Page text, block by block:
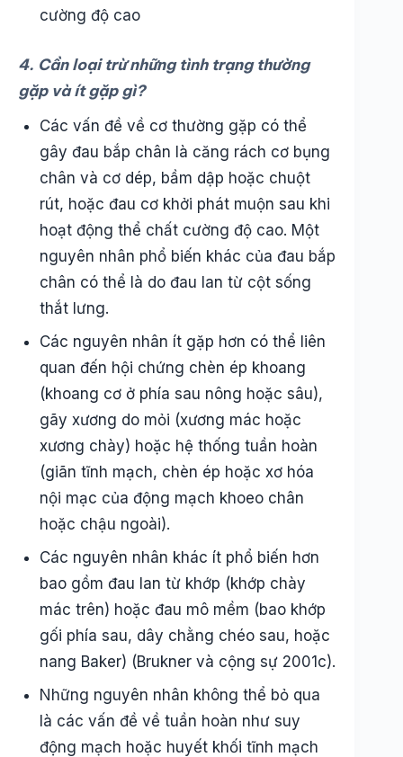
cường độ cao
4. Cần loại trừ những tình trạng thường
gặp và ít gặp gì?
Các vấn đề về cơ thường gặp có thể
gây đau bắp chân là căng rách cơ bụng
chân và cơ dép, bầm dập hoặc chuột
rút, hoặc đau cơ khởi phát muộn sau khi
hoạt động thể chất cường độ cao. Một
nguyên nhân phổ biến khác của đau bắp
chân có thể là do đau lan từ cột sống
thắt lưng.
Các nguyên nhân ít gặp hơn có thể liên
quan đến hội chứng chèn ép khoang
(khoang cơ ở phía sau nông hoặc sâu),
gãy xương do mỏi (xương mác hoặc
xương chày) hoặc hệ thống tuần hoàn
(giãn tĩnh mạch, chèn ép hoặc xơ hóa
nội mạc của động mạch khoeo chân
hoặc chậu ngoài).
Các nguyên nhân khác ít phổ biến hơn
bao gồm đau lan từ khớp (khớp chày
mác trên) hoặc đau mô mềm (bao khớp
gối phía sau, dây chằng chéo sau, hoặc
nang Baker) (Brukner và cộng sự 2001c).
Những nguyên nhân không thể bỏ qua
là các vấn đề về tuần hoàn như suy
động mạch hoặc huyết khối tĩnh mạch